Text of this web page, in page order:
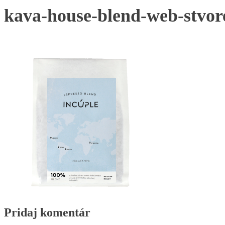
kava-house-blend-web-
Pridaj komentár